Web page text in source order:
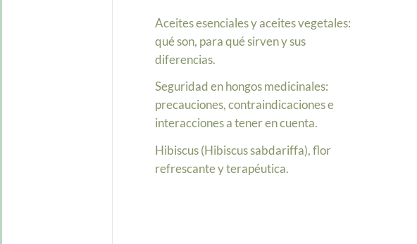
Aceites esenciales y aceites vegetales:
qué son, para qué sirven y sus
diferencias.
Seguridad en hongos medicinales:
precauciones, contraindicaciones e
interacciones a tener en cuenta.
Hibiscus (Hibiscus sabdariffa), flor
refrescante y terapéutica.